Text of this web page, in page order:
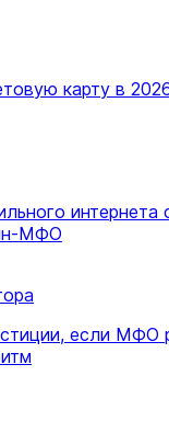
карту в
интернета
МФО
если МФО